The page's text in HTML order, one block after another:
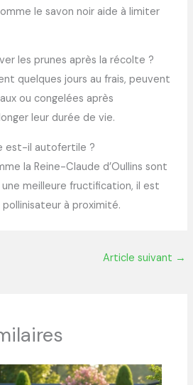
le savon noir aide à limiter
les prunes après la récolte ?
quelques jours au frais, peuvent
ou congelées après
leur durée de vie.
est-il autofertile ?
la Reine-Claude d’Oullins sont
meilleure fructification, il est
à proximité.
Article suivant →